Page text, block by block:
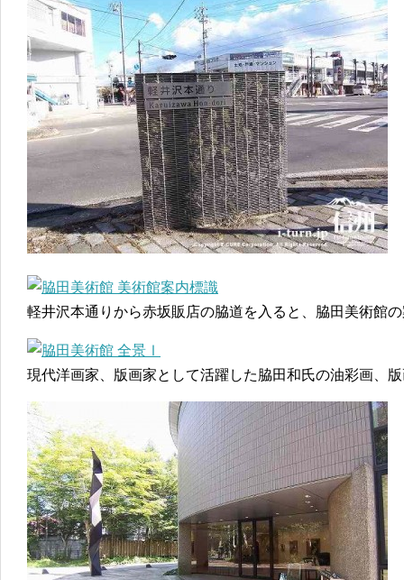
軽井沢本通りから赤坂販店の脇道を入ると、脇田美術館
現代洋画家、版画家として活躍した脇田和氏の油彩画、